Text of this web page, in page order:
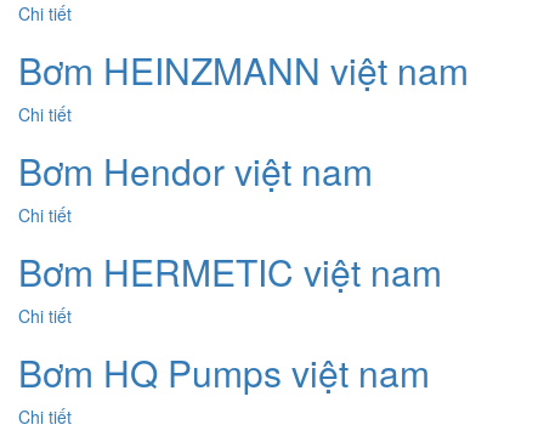
Chi tiết
Bơm HEINZMANN việt nam
Chi tiết
Bơm Hendor việt nam
Chi tiết
Bơm HERMETIC việt nam
Chi tiết
Bơm HQ Pumps việt nam
Chi tiết